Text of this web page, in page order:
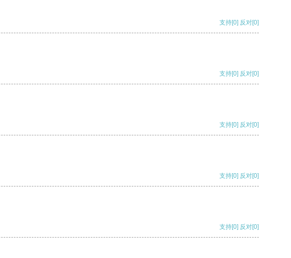
支持[0] 反对[0]
支持[0] 反对[0]
支持[0] 反对[0]
支持[0] 反对[0]
支持[0] 反对[0]